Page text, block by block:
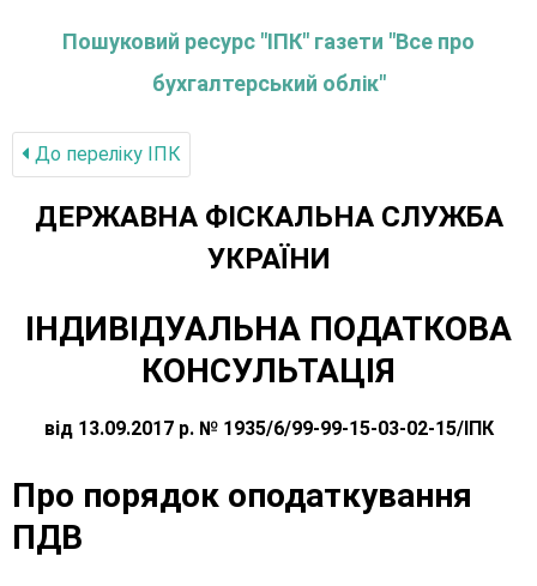
Пошуковий ресурс "ІПК" газети "Все про
бухгалтерський облік"
До переліку IПК
ДЕРЖАВНА ФІСКАЛЬНА СЛУЖБА
УКРАЇНИ
ІНДИВІДУАЛЬНА ПОДАТКОВА
КОНСУЛЬТАЦІЯ
від 13.09.2017 р. № 1935/6/99-99-15-03-02-15/ІПК
Про порядок оподаткування
ПДВ